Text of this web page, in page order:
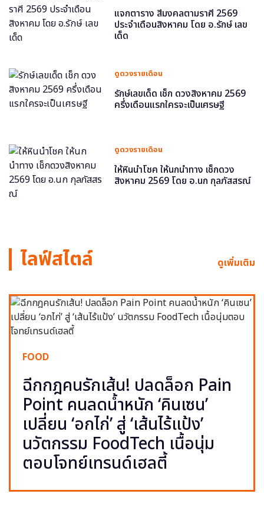
แจกตาราง สีมงคลตามราศี 2569
ประจำเดือนสิงหาคม โดย อ.รักษ์ เลข
เด็ด
ดูดวงรายเดือน
รักษ์เลขเด็ด เช็ก ดวงสิงหาคม 2569
ครึ่งเดือนแรกใครจะเป็นเศรษฐี
ดูดวงรายเดือน
ให้หินนำโชค ให้นกนำทาง เช็กดวง
สิงหาคม 2569 โดย อ.นก กุลภัสสรณ์
ไลฟ์สไตล์ ดูเพิ่มเติม
FOOD
ฉีกกฎคนรักเส้น! ปลดล็อก Pain
Point คนลดน้ำหนัก ‘คินเซน’
เปลี่ยน ‘อกไก่’ สู่ ‘เส้นไร้แป้ง’
นวัตกรรม FoodTech เนื้อนุ่ม
ตอบโจทย์เทรนด์เฮลตี้